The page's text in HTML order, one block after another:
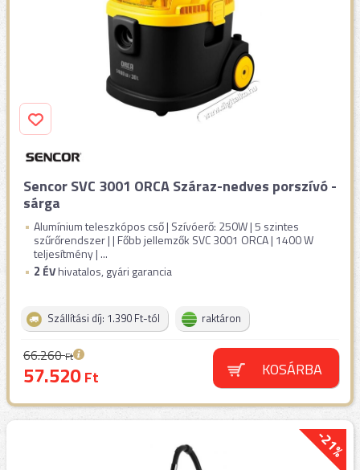
Sencor SVC 3001 ORCA Száraz-nedves porszívó -
sárga
Alumínium teleszkópos cső | Szívóerő: 250W | 5 szintes
szűrőrendszer | | Főbb jellemzők SVC 3001 ORCA | 1400 W
teljesítmény | ...
2 ÉVhivatalos, gyári garancia
Szállítási díj: 1.390 Ft-tól raktáron
66.260Ft
57.520Ft KOSÁRBA
-21%